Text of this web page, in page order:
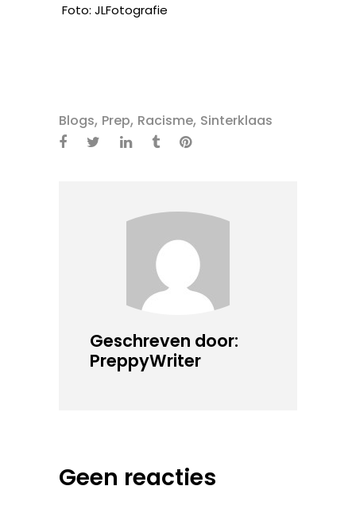
Foto: JLFotografie
Blogs, Prep, Racisme, Sinterklaas
Geschreven door:
PreppyWriter
Geen reacties